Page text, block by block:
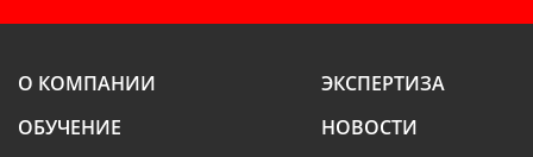
О КОМПАНИИ
ЭКСПЕРТИЗА
ОБУЧЕНИЕ
НОВОСТИ